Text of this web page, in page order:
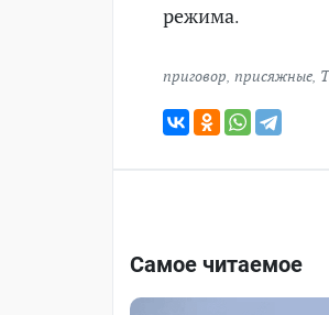
режима.
приговор присяжные
Самое читаемое